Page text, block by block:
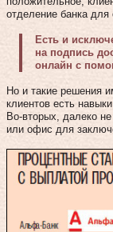
отделение банка
Есть и
на подпись
онлайн с
Но и такие решения
клиентов есть
Во-вторых, далеко не
или офис для